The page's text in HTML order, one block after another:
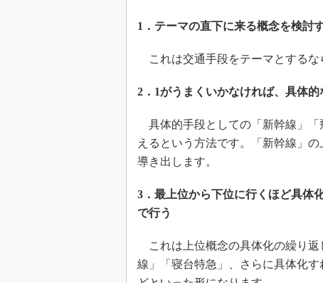
1．テーマの直下に来る概念を検討
これは交通手段をテーマとするな
2．1がうまくいかなければ、具体
具体的手段としての「新幹線」「
えるという方法です。「新幹線」
導き出します。
3．最上位から下位に行くほど具体
で行う
これは上位概念の具体化の繰り返
線」「寝台特急」、さらに具体化